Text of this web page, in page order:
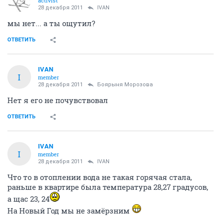
28 декабря 2011 IVAN
мы нет... а ты ощутил?
ОТВЕТИТЬ
I
IVAN
member
28 декабря 2011 Боярыня Морозова
Нет я его не почувствовал
ОТВЕТИТЬ
I
IVAN
member
28 декабря 2011 IVAN
Что то в отоплении вода не такая горячая стала,
раньше в квартире была температура 28,27 градусов,
а щас 23, 24
На Новый Год мы не замёрзним